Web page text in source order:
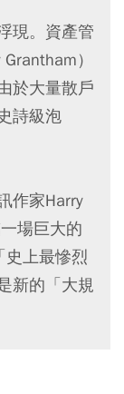
現。資產管
）
於大量散戶
詩級泡
作家Harry
場巨大的
史上最慘烈
新的「大規